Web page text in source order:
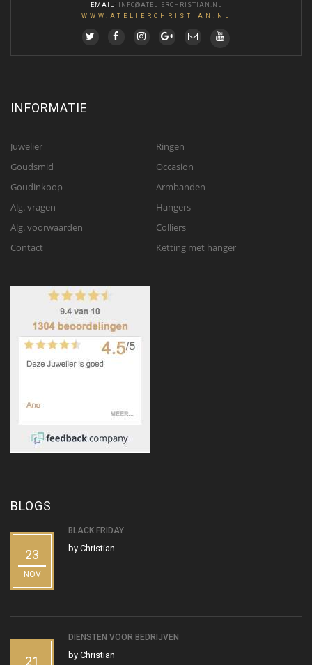
EMAIL
INFO@ATELIERCHRISTIAN.NL
WWW.ATELIERCHRISTIAN.NL
INFORMATIE
Juwelier
Goudsmid
Goudinkoop
Alg. vragen
Alg. voorwaarden
Contact
Ringen
Occasion
Armbanden
Hangers
Colliers
Ketting met hanger
BLOGS
23
NOV
BLACK FRIDAY
by Christian
21
DIENSTEN VOOR BEDRIJVEN
by Christian